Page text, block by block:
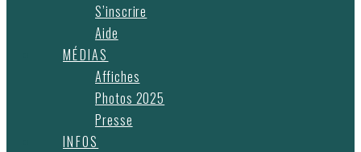
S’inscrire
Aide
MÉDIAS
Affiches
Photos 2025
Presse
INFOS